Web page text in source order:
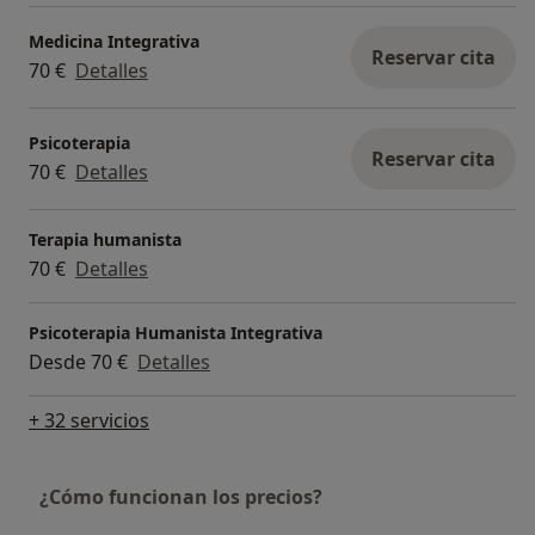
Medicina Integrativa
70 € Detalles Reservar cita
Psicoterapia
70 € Detalles Reservar cita
Terapia humanista
70 € Detalles
Psicoterapia Humanista Integrativa
Desde 70 € Detalles
+ 32 servicios
¿Cómo funcionan los precios?